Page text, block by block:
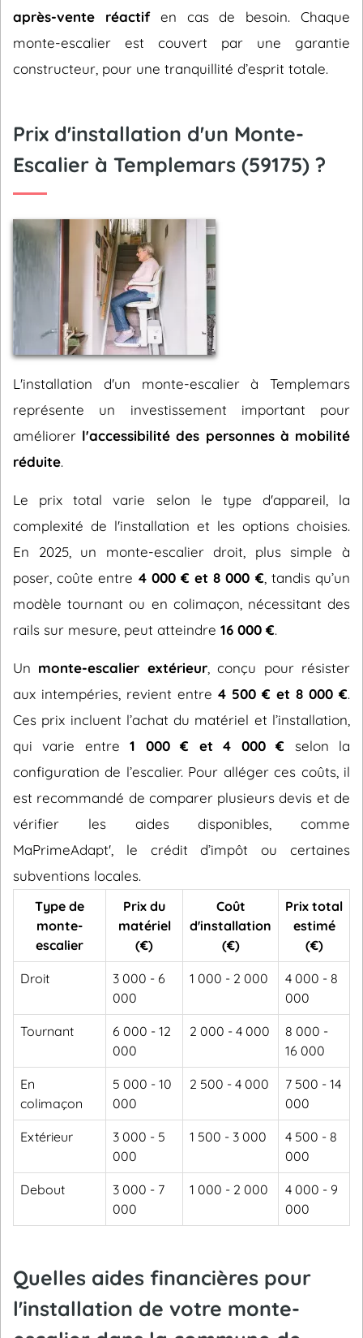
après-vente réactifen cas de besoin. Chaque
monte-escalier est couvert par une garantie
constructeur, pour une tranquillité d’esprit totale.
Prix d'installation d'un Monte-
Escalier à Templemars (59175) ?
L'installation d'un monte-escalier à Templemars
représente un investissement important pour
améliorer l'accessibilité des personnes à mobilité
réduite.
Le prix total varie selon le type d'appareil, la
complexité de l'installation et les options choisies.
En 2025, un monte-escalier droit, plus simple à
poser, coûte entre 4 000 € et 8 000 € , tandis qu’un
modèle tournant ou en colimaçon, nécessitant des
rails sur mesure, peut atteindre 16 000 €.
Un monte-escalier extérieur, conçu pour résister
aux intempéries, revient entre 4 500 € et 8 000 €.
Ces prix incluent l’achat du matériel et l’installation,
qui varie entre1 000 € et 4 000 € selon la
configuration de l’escalier. Pour alléger ces coûts, il
est recommandé de comparer plusieurs devis et de
vérifier les aides disponibles, comme
MaPrimeAdapt', le crédit d’impôt ou certaines
subventions locales.
Type de
monte-
escalier
Prix du
matériel
(€)
Coût
d'installation
(€)
Prix total
estimé
(€)
Droit
3 000 - 6
000
1 000 - 2 000
4 000 - 8
000
Tournant
6 000 - 12
000
2 000 - 4 000
8 000 -
16 000
En
colimaçon
5 000 - 10
000
2 500 - 4 000
7 500 - 14
000
Extérieur
3 000 - 5
000
1 500 - 3 000
4 500 - 8
000
Debout
3 000 - 7
000
1 000 - 2 000
4 000 - 9
000
Quelles aides financières pour
l'installation de votre monte-